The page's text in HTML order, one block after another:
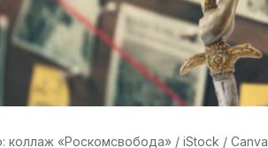
коллаж «Роскомсвобода» / iStock / Canva